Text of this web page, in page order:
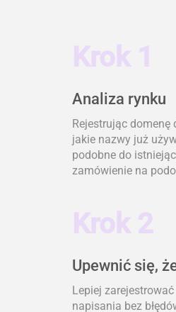
Krok 1
Analiza rynku
Rejestrując
jakie nazwy już
podobne do
zamówienie na
Krok 2
Upewnić się,
Lepiej
napisania bez